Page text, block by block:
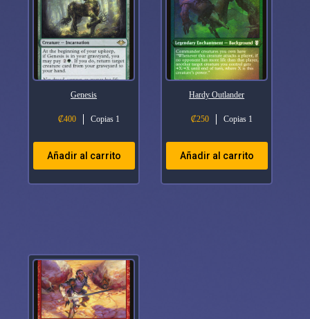
Genesis
₡400 Copias 1
Añadir al carrito
Hardy Outlander
₡250 Copias 1
Añadir al carrito